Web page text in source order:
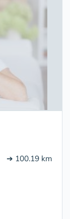
➔ 100.19 km